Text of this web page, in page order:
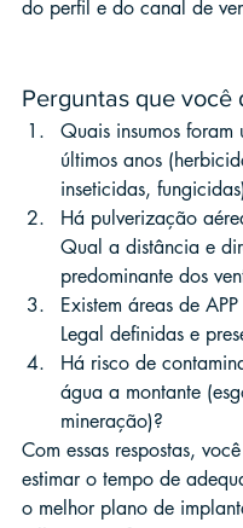
do perfil e do canal de
Perguntas que você
Quais insumos foram
últimos anos
inseticidas,
Há pulverização
Qual a distância e
predominante dos
Existem áreas de
Legal definidas e
Há risco de
água a montante
mineração)?
Com essas respostas,
estimar o tempo de
o melhor plano de